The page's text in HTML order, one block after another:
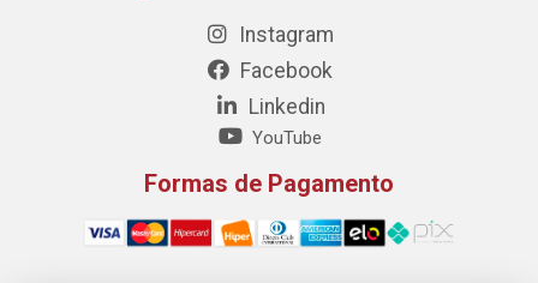
Instagram
Facebook
Linkedin
YouTube
Formas de Pagamento